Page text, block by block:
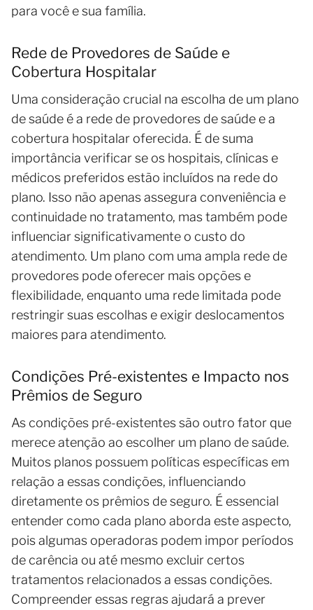
para você e sua família.
Rede de Provedores de Saúde e
Cobertura Hospitalar
Uma consideração crucial na escolha de um plano
de saúde é a rede de provedores de saúde e a
cobertura hospitalar oferecida. É de suma
importância verificar se os hospitais, clínicas e
médicos preferidos estão incluídos na rede do
plano. Isso não apenas assegura conveniência e
continuidade no tratamento, mas também pode
influenciar significativamente o custo do
atendimento. Um plano com uma ampla rede de
provedores pode oferecer mais opções e
flexibilidade, enquanto uma rede limitada pode
restringir suas escolhas e exigir deslocamentos
maiores para atendimento.
Condições Pré-existentes e Impacto nos
Prêmios de Seguro
As condições pré-existentes são outro fator que
merece atenção ao escolher um plano de saúde.
Muitos planos possuem políticas específicas em
relação a essas condições, influenciando
diretamente os prêmios de seguro. É essencial
entender como cada plano aborda este aspecto,
pois algumas operadoras podem impor períodos
de carência ou até mesmo excluir certos
tratamentos relacionados a essas condições.
Compreender essas regras ajudará a prever